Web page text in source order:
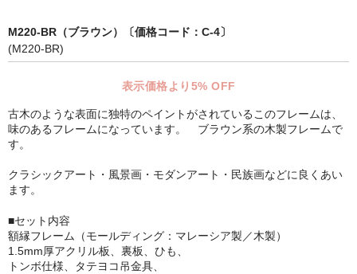
LP・CDフレーム
シンプルLPフレームセット
アートポスター
アートポスター一覧
Instagram紹介商品
M220-BR（ブラウン）〔価格コード：C-4〕
(M220-BR)
表示価格より5% OFF
古木のような表面に独特のペイントがされているこのフレームは、
味のあるフレームになっています。 ブラウン系の木製フレームで
す。
クラシックアート・風景画・モダンアート・民族画などに良くあい
ます。
■セット内容
額縁フレーム（モールディング：マレーシア製／木製）
1.5mm厚アクリル板、裏板、ひも、
トンボ仕様、タテヨコ吊金具、